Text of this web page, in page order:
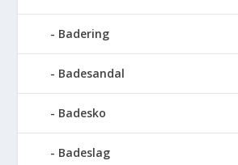
Badering
Badesandal
Badesko
Badeslag